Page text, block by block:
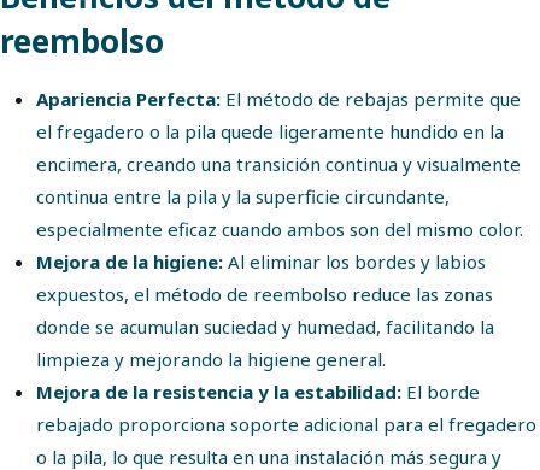
reembolso
Apariencia Perfecta: El método de rebajas permite que
el fregadero o la pila quede ligeramente hundido en la
encimera, creando una transición continua y visualmente
continua entre la pila y la superficie circundante,
especialmente eficaz cuando ambos son del mismo color.
Mejora de la higiene: Al eliminar los bordes y labios
expuestos, el método de reembolso reduce las zonas
donde se acumulan suciedad y humedad, facilitando la
limpieza y mejorando la higiene general.
Mejora de la resistencia y la estabilidad: El borde
rebajado proporciona soporte adicional para el fregadero
o la pila, lo que resulta en una instalación más segura y